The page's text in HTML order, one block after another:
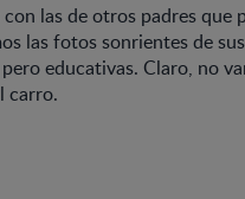
las de otros padres que
las fotos sonrientes de
educativas. Claro, no
carro.